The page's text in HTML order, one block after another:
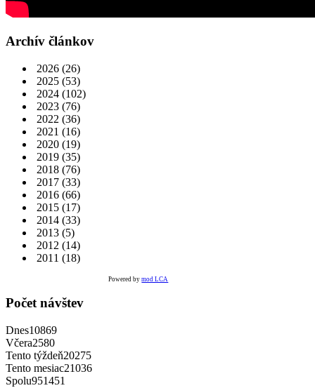
Archív článkov
2026 (26)
2025 (53)
2024 (102)
2023 (76)
2022 (36)
2021 (16)
2020 (19)
2019 (35)
2018 (76)
2017 (33)
2016 (66)
2015 (17)
2014 (33)
2013 (5)
2012 (14)
2011 (18)
Powered bymod LCA
Počet návštev
Dnes10869
Včera2580
Tento týždeň20275
Tento mesiac21036
Spolu951451